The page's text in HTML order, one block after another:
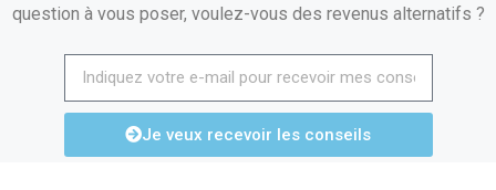
question à vous poser, voulez-vous des revenus alternatifs ?
Je veux recevoir les conseils